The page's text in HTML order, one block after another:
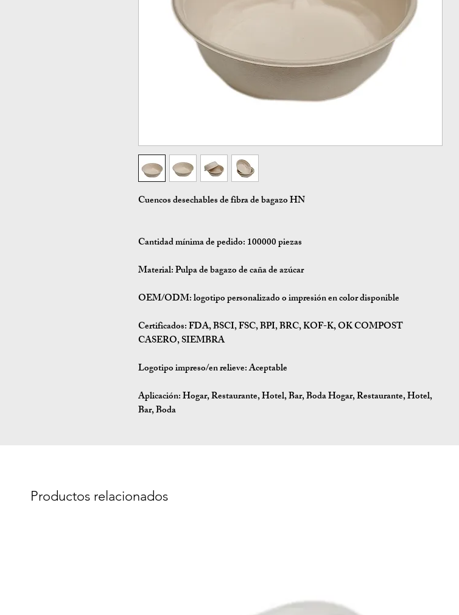
Cuencos desechables de fibra de bagazo HN
Cantidad mínima de pedido: 100000 piezas
Material: Pulpa de bagazo de caña de azúcar
OEM/ODM: logotipo personalizado o impresión en color disponible
Certificados: FDA, BSCI, FSC, BPI, BRC, KOF-K, OK COMPOST
CASERO, SIEMBRA
Logotipo impreso/en relieve: Aceptable
Aplicación: Hogar, Restaurante, Hotel, Bar, Boda Hogar, Restaurante, Hotel,
Bar, Boda
Productos relacionados